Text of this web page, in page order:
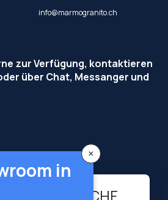
CHF
info@marmogranito.ch
zur Verfügung, kontaktieren
über Chat, Messanger und
×
in